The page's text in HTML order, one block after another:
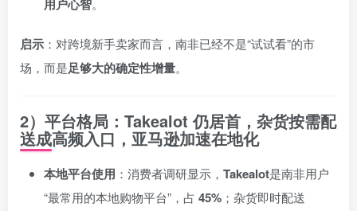
用户心智。
启示 ：对跨境新手卖家而言，南非已经不是“试试看”的市
场，而是足够大的确定性增量。
2）平台格局：Takealot 仍居首，杂货按需配
送成高频入口，亚马逊加速在地化
本地平台使用 ：消费者调研显示， Takealot是南非用户
“最常用的本地购物平台”，占 45% ；杂货即时配送